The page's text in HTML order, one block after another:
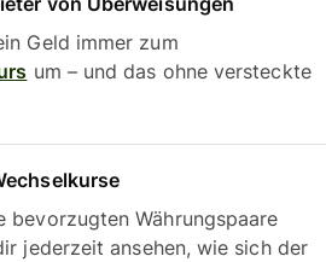
Geld immer zum
um – und das ohne versteckte
bevorzugten Währungspaare
jederzeit ansehen, wie sich der